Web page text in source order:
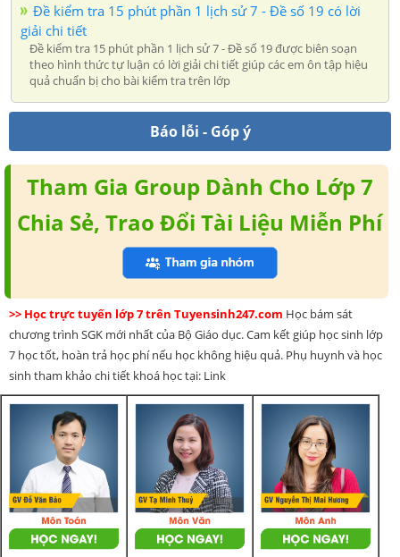
Đề kiểm tra 15 phút phần 1 lịch sử 7 - Đề số 19 có lời
giải chi tiết
Đề kiểm tra 15 phút phần 1 lịch sử 7 - Đề số 19 được biên soạn
theo hình thức tự luận có lời giải chi tiết giúp các em ôn tập hiệu
quả chuẩn bị cho bài kiểm tra trên lớp
Báo lỗi - Góp ý
Tham Gia Group Dành Cho Lớp 7
Chia Sẻ, Trao Đổi Tài Liệu Miễn Phí
>> Học trực tuyến lớp 7 trên Tuyensinh247.com Học bám sát
chương trình SGK mới nhất của Bộ Giáo dục. Cam kết giúp học sinh lớp
7 học tốt, hoàn trả học phí nếu học không hiệu quả. Phụ huynh và học
sinh tham khảo chi tiết khoá học tại: Link